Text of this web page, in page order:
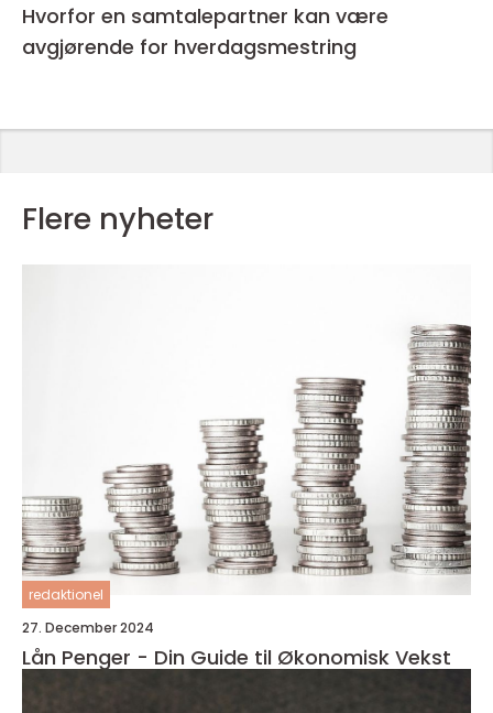
Hvorfor en samtalepartner kan være
avgjørende for hverdagsmestring
Flere nyheter
redaktionel
27. December 2024
Lån Penger - Din Guide til Økonomisk Vekst